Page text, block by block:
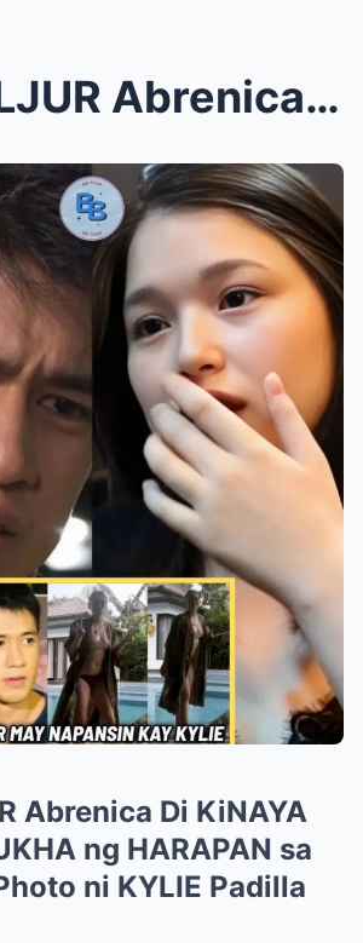
HOT! ALJUR Abrenica Di KiNAYA Mapinta MUKHA ng HAR...
Abrenica Di KiNAYA
ng HARAPAN sa
ni KYLIE Padilla